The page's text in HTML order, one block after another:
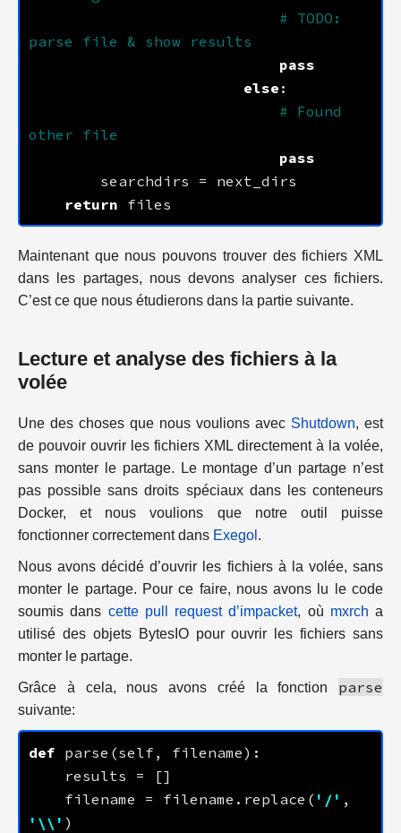
# TODO:
parse file & show results
pass
else
# Found
other file
pass
return
Maintenant que nous pouvons trouver des fichiers XML
dans les partages, nous devons analyser ces fichiers.
C’est ce que nous étudierons dans la partie suivante.
Lecture et analyse des fichiers à la
volée
Une des choses que nous voulions avec Shutdown, est
de pouvoir ouvrir les fichiers XML directement à la volée,
sans monter le partage. Le montage d’un partage n’est
pas possible sans droits spéciaux dans les conteneurs
Docker, et nous voulions que notre outil puisse
fonctionner correctement dans Exegol .
Nous avons décidé d’ouvrir les fichiers à la volée, sans
monter le partage. Pour ce faire, nous avons lu le code
soumis dans cette pull request d’impacket, où mxrch a
utilisé des objets BytesIO pour ouvrir les fichiers sans
monter le partage.
Grâce à cela, nous avons créé la fonction parse
suivante:
def
    filename = filename.replace(
'/'
' \\ '